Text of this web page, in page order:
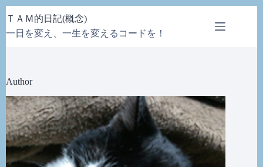
ン
テ
ス
キ
ッ
プ
ＴＡＭ的日記(概念)
一日を変え、一生を変えるコードを！
Author